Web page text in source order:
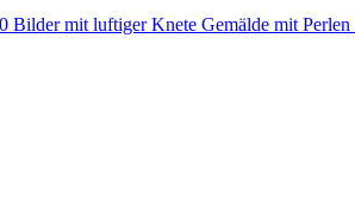
Bilder mit luftiger Knete Gemälde mit Perlen